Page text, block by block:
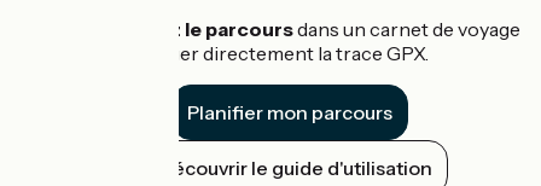
Enregistrez le parcoursdans un carnet de voyage
ou télécharger directement la trace GPX.
Planifier mon parcours
Découvrir le guide d'utilisation